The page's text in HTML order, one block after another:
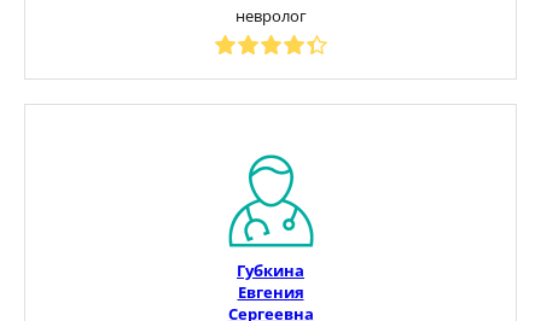
невролог
Губкина
Евгения
Сергеевна